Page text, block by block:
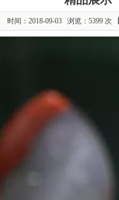
时间：2018-09-03 浏览：5399 次